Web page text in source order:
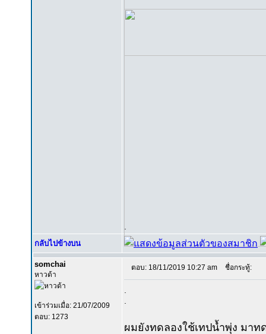
กลับไปข้างบน
somchai
หาวด้า
เข้าร่วมเมื่อ: 21/07/2009
ตอบ: 1273
ตอบ: 18/11/2019 10:27 am ชื่อกระทู้:
ผมยังทดลองใช้เทปน้ำพุ่ง มาท